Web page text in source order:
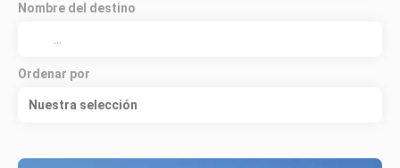
Nombre del destino
Ordenar por
Nuestra selección